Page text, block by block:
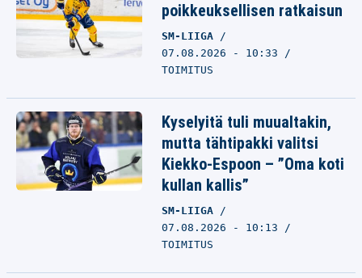
poikkeuksellisen ratkaisun
SM-LIIGA
07.08.2026 - 10:33
TOIMITUS
Kyselyitä tuli muualtakin,
mutta tähtipakki valitsi
Kiekko-Espoon – ”Oma koti
kullan kallis”
SM-LIIGA
07.08.2026 - 10:13
TOIMITUS